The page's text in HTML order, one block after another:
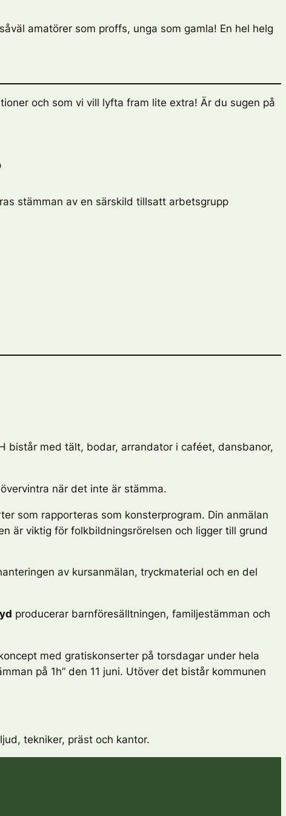
amatörer som proffs, unga som gamla! En hel helg
och som vi vill lyfta fram lite extra! Är du sugen på
stämman av en särskild tillsatt arbetsgrupp
bistår med tält, bodar, arrandator i caféet, dansbanor,
när det inte är stämma.
som rapporteras som konsterprogram. Din anmälan
är viktig för folkbildningsrörelsen och ligger till grund
av kursanmälan, tryckmaterial och en del
producerar barnföresälltningen, familjestämman och
med gratiskonserter på torsdagar under hela
på 1h” den 11 juni. Utöver det bistår kommunen
tekniker, präst och kantor.